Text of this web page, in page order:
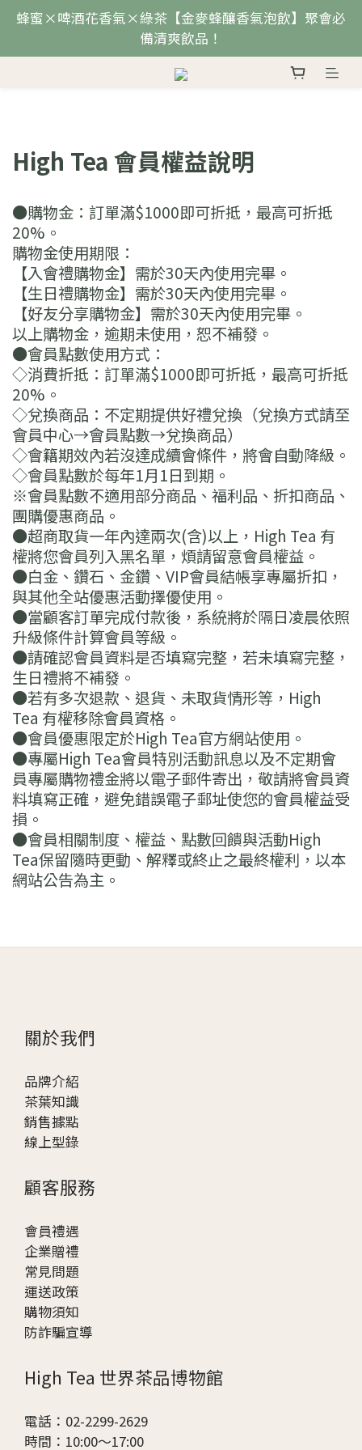
蜂蜜×啤酒花香氣×綠茶【金麥蜂釀香氣泡飲】聚會必
備清爽飲品！
High Tea 會員權益說明
●購物金：訂單滿$1000即可折抵，最高可折抵
20%。
購物金使用期限：
【入會禮購物金】需於30天內使用完畢。
【生日禮購物金】需於30天內使用完畢。
【好友分享購物金】需於30天內使用完畢。
以上購物金，逾期未使用，恕不補發。
●會員點數使用方式：
◇消費折抵：訂單滿$1000即可折抵，最高可折抵
20%。
◇兌換商品：不定期提供好禮兌換（兌換方式請至
會員中心→會員點數→兌換商品）
◇會籍期效內若沒達成續會條件，將會自動降級。
◇會員點數於每年1月1日到期。
※會員點數不適用部分商品、福利品、折扣商品、
團購優惠商品。
●超商取貨一年內達兩次(含)以上，High Tea 有
權將您會員列入黑名單，煩請留意會員權益。
●白金、鑽石、金鑽、VIP會員結帳享專屬折扣，
與其他全站優惠活動擇優使用。
●當顧客訂單完成付款後，系統將於隔日凌晨依照
升級條件計算會員等級。
●請確認會員資料是否填寫完整，若未填寫完整，
生日禮將不補發。
●若有多次退款、退貨、未取貨情形等，High
Tea 有權移除會員資格。
●會員優惠限定於High Tea官方網站使用。
●專屬High Tea會員特別活動訊息以及不定期會
員專屬購物禮金將以電子郵件寄出，敬請將會員資
料填寫正確，避免錯誤電子郵址使您的會員權益受
損。
●會員相關制度、權益、點數回饋與活動High
Tea保留隨時更動、解釋或終止之最終權利，以本
網站公告為主。
關於我們
品牌介紹
茶葉知識
銷售據點
線上型錄
顧客服務
會員禮遇
企業贈禮
常見問題
運送政策
購物須知
防詐騙宣導
High Tea 世界茶品博物館
電話：02-2299-2629
時間：10:00～17:00